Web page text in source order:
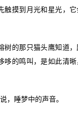
触摸到月光和星光，
树的那只猫头鹰知道
哆的鸣叫，是如此清
，睡梦中的声音。